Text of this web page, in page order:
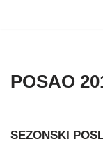
POSAO
SEZONSKI